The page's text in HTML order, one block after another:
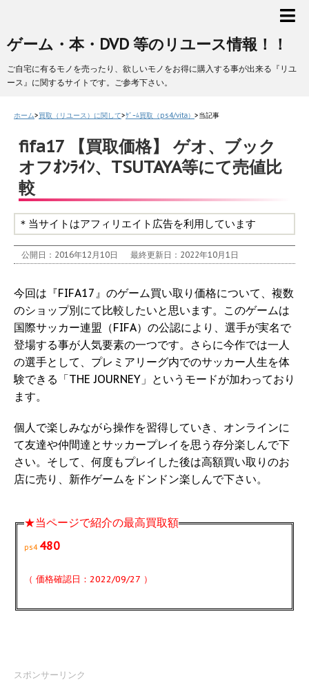
ゲーム・本・DVD 等のリユース情報！！
ご自宅に有るモノを売ったり、欲しいモノをお得に購入する事が出来る『リユ
ース』に関するサイトです。ご参考下さい。
ホーム>買取（リユース）に関して>ｹﾞｰﾑ買取（ps4/vita） >当記事
fifa17 【買取価格】 ゲオ、ブック
オフｵﾝﾗｲﾝ、TSUTAYA等にて売値比
較
＊当サイトはアフィリエイト広告を利用しています
公開日：2016年12月10日 最終更新日：2022年10月1日
今回は『FIFA17』のゲーム買い取り価格について、複数
のショップ別にて比較したいと思います。このゲームは
国際サッカー連盟（FIFA）の公認により、選手が実名で
登場する事が人気要素の一つです。さらに今作では一人
の選手として、プレミアリーグ内でのサッカー人生を体
験できる「THE JOURNEY」というモードが加わっており
ます。
個人で楽しみながら操作を習得していき、オンラインに
て友達や仲間達とサッカープレイを思う存分楽しんで下
さい。そして、何度もプレイした後は高額買い取りのお
店に売り、新作ゲームをドンドン楽しんで下さい。
★当ページで紹介の最高買取額
ps4 480
（ 価格確認日：2022/09/27 ）
スポンサーリンク